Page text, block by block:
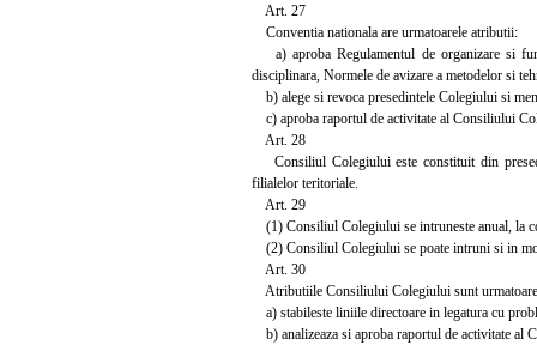
Art. 27
Conventia nationala are urmatoarele atributii:
a) aproba Regulamentul de organizare si
disciplinara, Normele de avizare a metodelor si
b) alege si revoca presedintele Colegiului si
c) aproba raportul de activitate al Consiliului
Art. 28
Consiliul Colegiului este constituit din
filialelor teritoriale.
Art. 29
(1) Consiliul Colegiului se intruneste anual, la
(2) Consiliul Colegiului se poate intruni si in
Art. 30
Atributiile Consiliului Colegiului sunt
a) stabileste liniile directoare in legatura cu
b) analizeaza si aproba raportul de activitate al